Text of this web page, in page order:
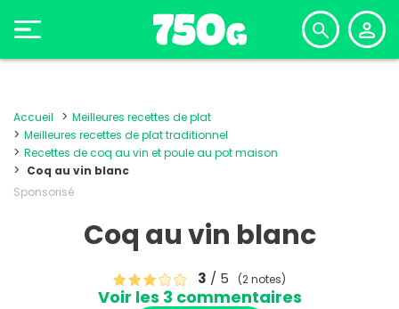
Accueil
Meilleures recettes de plat
Meilleures recettes de plat traditionnel
Recettes de coq au vin et poule au pot maison
Coq au vin blanc
Sponsorisé
Coq au vin blanc
3 / 5 (2 notes)
Voir les 3 commentaires